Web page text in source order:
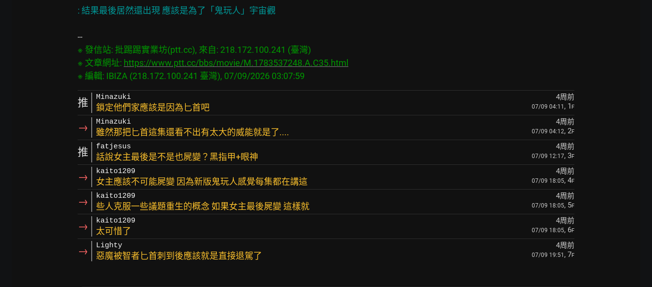
※ 發信站: 批踢踢實業坊(ptt.cc), 來自: 218.172.100.241 (臺灣)
※ 文章網址: https://www.ptt.cc/bbs/movie/M.1783537248.A.C35.html
推 Minazuki 4周前
鎖定他們家應該是因為匕首吧 07/09 04:11 , 1 F
→ Minazuki 4周前
雖然那把匕首這集還看不出有太大的威能就是了.... 07/09 04:12, 2F
推 fatjesus 4周前
話說女主最後是不是也屍變？黑指甲+眼神 07/09 12:17, 3F
→ kaito1209 4周前
女主應該不可能屍變 因為新版鬼玩人感覺每集都在講這 07/09 18:05, 4F
→ kaito1209 4周前
些人克服一些議題重生的概念 如果女主最後屍變 這樣就 07/09 18:05, 5F
→ kaito1209 4周前
太可惜了 07/09 18:05, 6F
→ Lighty 4周前
惡魔被智者匕首刺到後應該就是直接退駕了 07/09 19:51 , 7F